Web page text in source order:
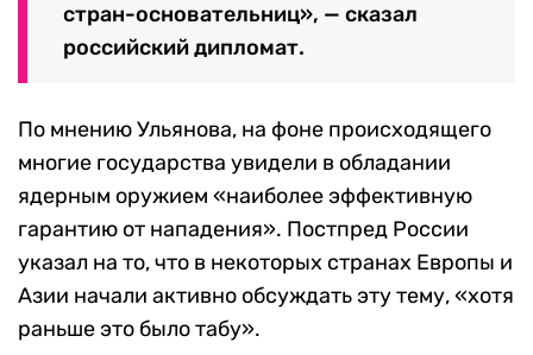
стран-основательниц», — сказал
российский дипломат.
По мнению Ульянова, на фоне происходящего
многие государства увидели в обладании
ядерным оружием «наиболее эффективную
гарантию от нападения». Постпред России
указал на то, что в некоторых странах Европы и
Азии начали активно обсуждать эту тему, «хотя
раньше это было табу».